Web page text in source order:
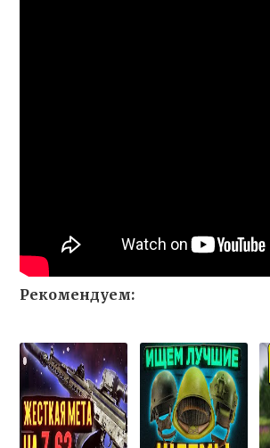
Рекомендуем: